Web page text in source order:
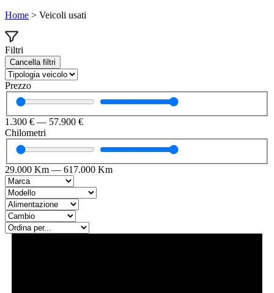
Home > Veicoli usati
Filtri
Cancella filtri
Prezzo
1.300 € — 57.900 €
Chilometri
29.000 Km — 617.000 Km